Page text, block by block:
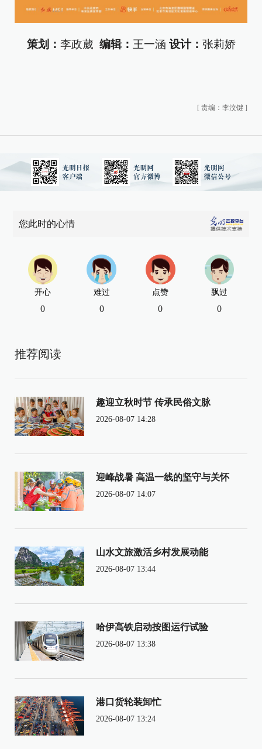
策划： 李政葳 编辑： 王一涵 设计： 张莉娇
[ 责编：李汶键 ]
您此时的心情
开心
0
难过
0
点赞
0
飘过
0
推荐阅读
趣迎立秋时节 传承民俗文脉
2026-08-07 14:28
迎峰战暑 高温一线的坚守与关怀
2026-08-07 14:07
山水文旅激活乡村发展动能
2026-08-07 13:44
哈伊高铁启动按图运行试验
2026-08-07 13:38
港口货轮装卸忙
2026-08-07 13:24